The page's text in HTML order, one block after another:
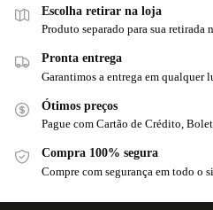
Escolha retirar na loja
Produto separado para sua retirada
Pronta entrega
Garantimos a entrega em qualquer
Ótimos preços
Pague com Cartão de Crédito,
Compra 100% segura
Compre com segurança em todo o